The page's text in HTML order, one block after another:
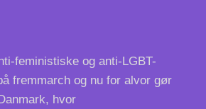
feministiske og anti-LGBT-
fremmarch og nu for alvor gør
hvor